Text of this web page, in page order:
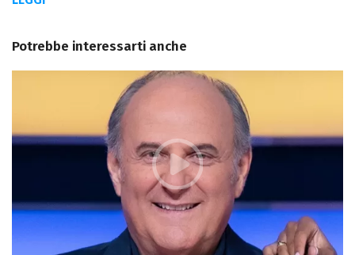
Potrebbe interessarti anche